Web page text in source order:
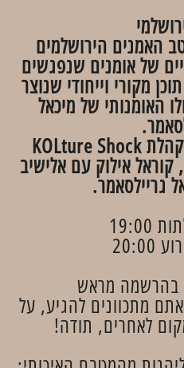
האמנים הירושלמים
של אומנים שנפגשים
מקורי וייחודי שנוצר
האומנותי של מיכאל
והפעם משתתפים: מקהלת KOLture Shock
אילוק עם אלישיב
גריילסאמר.
בהרשמה מראש
מתכוונים להגיע, על
לאחרים, תודה!